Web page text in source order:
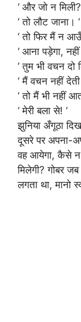
‘ और जो न मिली?
‘ तो लौट जाना। ‘
‘ तो फिर मैं न
‘ आना पड़ेगा,
‘ तुम भी वचन दो
‘ मैं वचन नहीं
‘ तो मैं भी नहीं
‘ मेरी बला से! ‘
झुनिया अँगूठा
दूसरे पर अपना-
वह आयेगा, कैसे न
मिलेगी? गोबर
लगता था, मानो